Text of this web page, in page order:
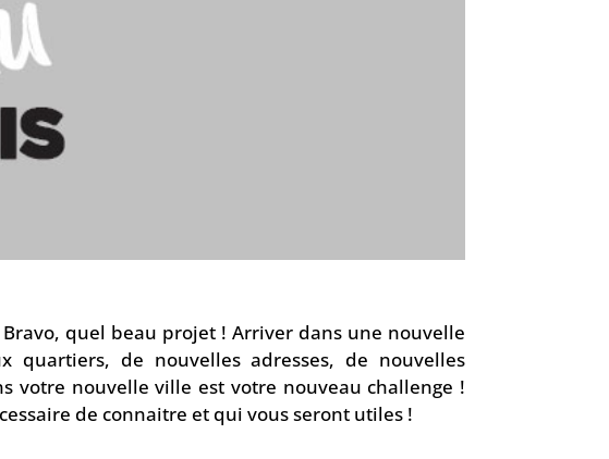
Bravo, quel beau projet ! Arriver dans une nouvelle
de nouvelles adresses, de nouvelles
votre nouvelle ville est votre nouveau challenge !
de connaitre et qui vous seront utiles !